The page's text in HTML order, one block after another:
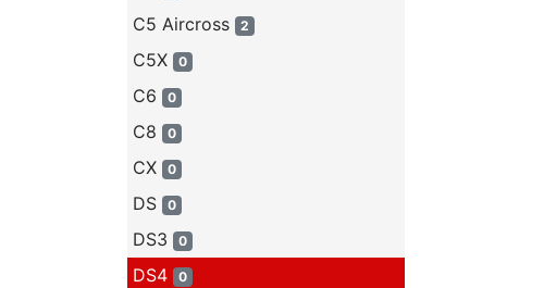
C5 Aircross 2
C5X 0
C6 0
C8 0
CX 0
DS 0
DS3 0
DS4 0